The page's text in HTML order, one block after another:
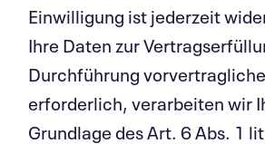
Einwilligung ist jederzeit
Ihre Daten zur
Durchführung
erforderlich, verarbeiten wir
Grundlage des Art. 6 Abs. 1